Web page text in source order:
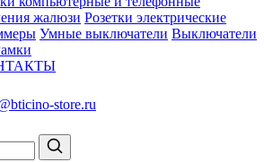
жалюзи Розетки электрические
Умные выключатели Выключатели
store.ru